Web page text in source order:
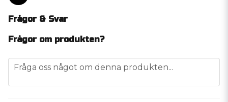
Frågor & Svar
Frågor om produkten?
question
Fråga oss något om denna produkten...